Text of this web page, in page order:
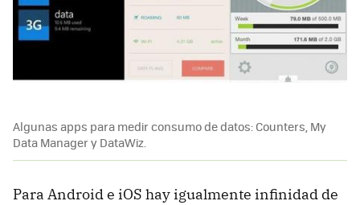
Algunas apps para medir consumo de datos: Counters, My
Data Manager y DataWiz.
Para Android e iOS hay igualmente infinidad de